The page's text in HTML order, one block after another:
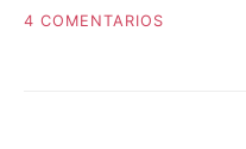
4 COMENTARIOS